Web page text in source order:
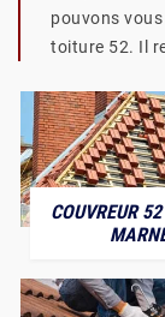
pouvons
toiture 52. Il
COUVREUR